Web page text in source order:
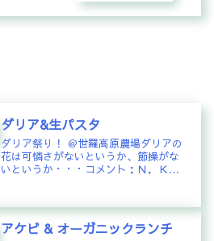
ダリア&生パスタ
ダリア祭り！ ＠世羅高原農場ダリアの
花は可憐さがないというか、節操がな
いというか・・・コメント：Ｎ．Ｋ：
Ｋ：そうだったんですね。夏休み楽し
んで下さい✌️Ｍ．Ｉ：そこのアナタ...
アケビ & オーガニックランチ